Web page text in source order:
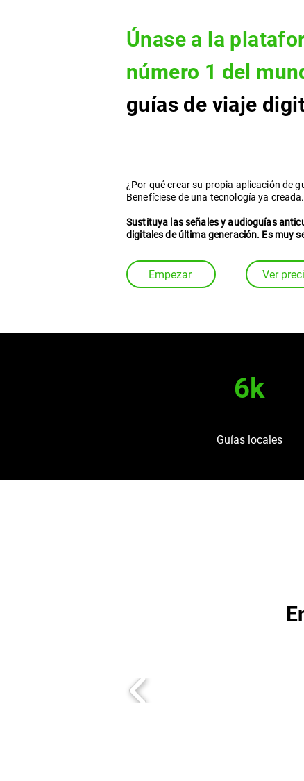
Únase a la
número 1 del
guías de viaje
¿Por qué crear su propia aplicación de
Benefíciese de una tecnología ya creada.
Sustituya las señales y audioguías
digitales de última generación. Es muy
Empezar Ver
6k
Guías locales